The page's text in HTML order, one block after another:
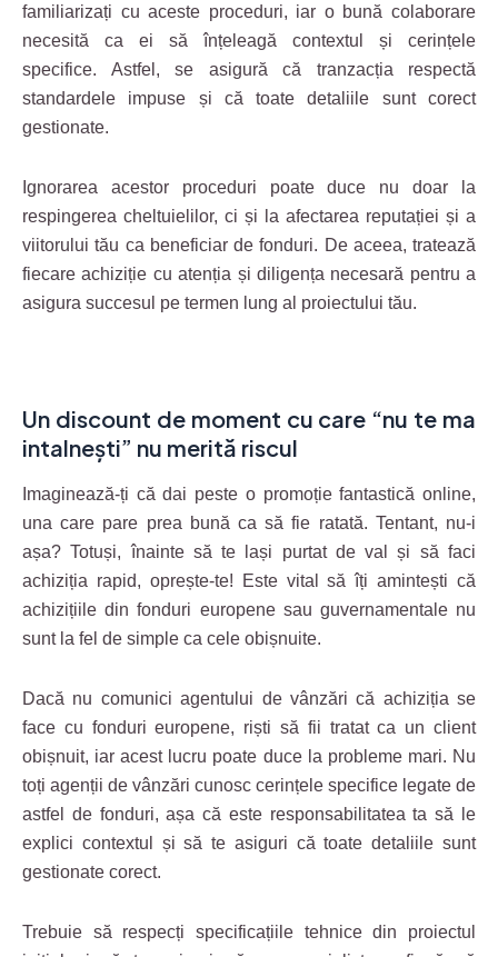
familiarizați cu aceste proceduri, iar o bună colaborare
necesită ca ei să înțeleagă contextul și cerințele
specifice. Astfel, se asigură că tranzacția respectă
standardele impuse și că toate detaliile sunt corect
gestionate.
Ignorarea acestor proceduri poate duce nu doar la
respingerea cheltuielilor, ci și la afectarea reputației și a
viitorului tău ca beneficiar de fonduri. De aceea, tratează
fiecare achiziție cu atenția și diligența necesară pentru a
asigura succesul pe termen lung al proiectului tău.
Un discount de moment cu care “nu te ma
intalnești” nu merită riscul
Imaginează-ți că dai peste o promoție fantastică online,
una care pare prea bună ca să fie ratată. Tentant, nu-i
așa? Totuși, înainte să te lași purtat de val și să faci
achiziția rapid, oprește-te! Este vital să îți amintești că
achizițiile din fonduri europene sau guvernamentale nu
sunt la fel de simple ca cele obișnuite.
Dacă nu comunici agentului de vânzări că achiziția se
face cu fonduri europene, riști să fii tratat ca un client
obișnuit, iar acest lucru poate duce la probleme mari. Nu
toți agenții de vânzări cunosc cerințele specifice legate de
astfel de fonduri, așa că este responsabilitatea ta să le
explici contextul și să te asiguri că toate detaliile sunt
gestionate corect.
Trebuie să respecți specificațiile tehnice din proiectul